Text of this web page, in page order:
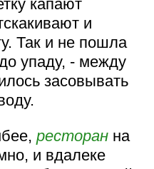
капают
и
Так и не пошла
упаду, - между
засовывать
ресторан на
и вдалеке